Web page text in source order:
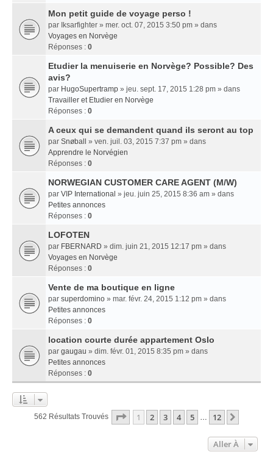
Mon petit guide de voyage perso !
par Iksarfighter » mer. oct. 07, 2015 3:50 pm » dans
Voyages en Norvège
Réponses : 0
Etudier la menuiserie en Norvège? Possible? Des
avis?
par HugoSupertramp » jeu. sept. 17, 2015 1:28 pm » dans
Travailler et Etudier en Norvège
Réponses : 0
A ceux qui se demandent quand ils seront au top
par Snøball
» ven. juil. 03, 2015 7:37 pm » dans
Apprendre le Norvégien
Réponses : 0
NORWEGIAN CUSTOMER CARE AGENT (M/W)
par VIP International » jeu. juin 25, 2015 8:36 am » dans
Petites annonces
Réponses : 0
LOFOTEN
par FBERNARD » dim. juin 21, 2015 12:17 pm » dans
Voyages en Norvège
Réponses : 0
Vente de ma boutique en ligne
par superdomino » mar. févr. 24, 2015 1:12 pm » dans
Petites annonces
Réponses : 0
location courte durée appartement Oslo
par gaugau » dim. févr. 01, 2015 8:35 pm » dans
Petites annonces
Réponses : 0
562 Résultats Trouvés Page 1Sur
1 2 3 4 5 … 12
Aller À